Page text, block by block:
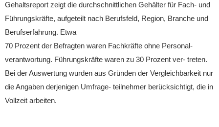
Gehaltsreport zeigt die durchschnittlichen Gehälter für Fach- und
Führungskräfte, aufgeteilt nach Berufsfeld, Region, Branche und
Berufserfahrung. Etwa
70 Prozent der Befragten waren Fachkräfte ohne Personal-
verantwortung. Führungskräfte waren zu 30 Prozent ver- treten.
Bei der Auswertung wurden aus Gründen der Vergleichbarkeit nur
die Angaben derjenigen Umfrage- teilnehmer berücksichtigt, die in
Vollzeit arbeiten.